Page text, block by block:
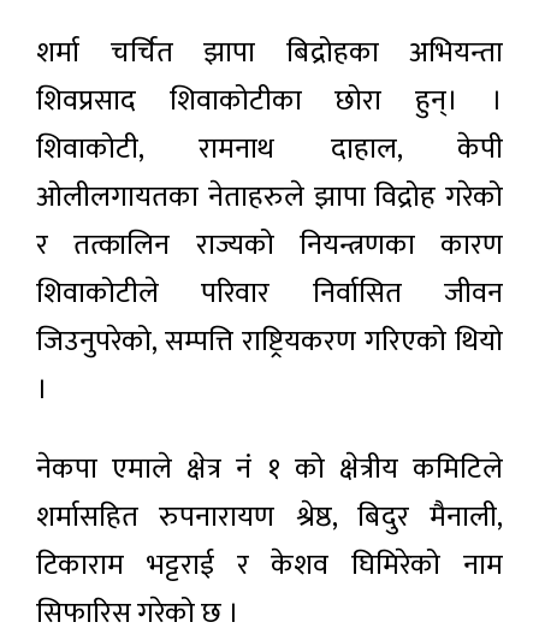
शर्मा चर्चित झापा बिद्रोहका अभियन्ता
शिवप्रसाद शिवाकोटीका छोरा हुन्। ।
शिवाकोटी, रामनाथ दाहाल, केपी
ओलीलगायतका नेताहरुले झापा विद्रोह गरेको
र तत्कालिन राज्यको नियन्त्रणका कारण
शिवाकोटीले परिवार निर्वासित जीवन
जिउनुपरेको, सम्पत्ति राष्ट्रियकरण गरिएको थियो
।
नेकपा एमाले क्षेत्र नं १ को क्षेत्रीय कमिटिले
शर्मासहित रुपनारायण श्रेष्ठ, बिदुर मैनाली,
टिकाराम भट्टराई र केशव घिमिरेको नाम
सिफारिस गरेको छ ।